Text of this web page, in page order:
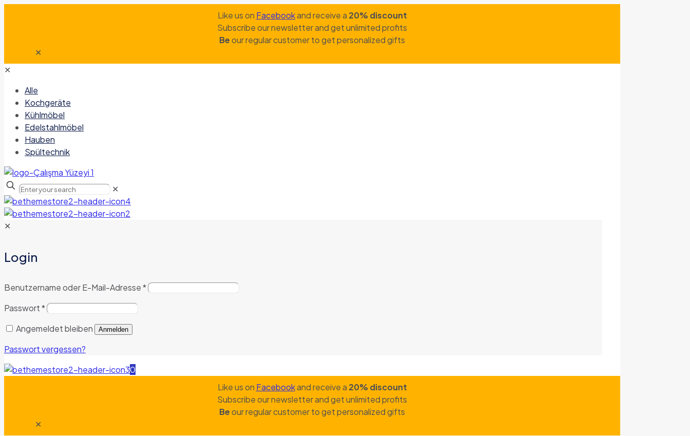
Like us on Facebookand receive a 20% discount
Subscribe our newsletter and get unlimited profits
Beour regular customer to get personalized gifts
✕
✕
Alle
Kochgeräte
Kühlmöbel
Edelstahlmöbel
Hauben
Spültechnik
✕
✕
Login
Benutzername oder E-Mail-Adresse*
Passwort*
Angemeldet bleiben
Anmelden
Passwort vergessen?
0
Like us on Facebookand receive a 20% discount
Subscribe our newsletter and get unlimited profits
Beour regular customer to get personalized gifts
✕